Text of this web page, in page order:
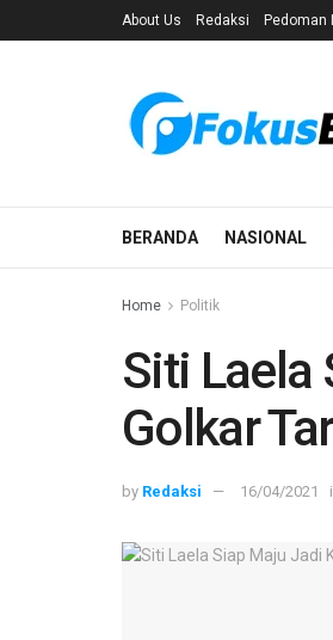
About Us Redaksi Pedoman
BERANDA NASIONAL
Home Politik
Siti Laela
Golkar
by Redaksi 16/04/2021